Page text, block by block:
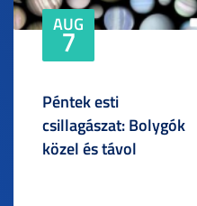
AUG
7
Péntek esti
csillagászat: Bolygók
közel és távol